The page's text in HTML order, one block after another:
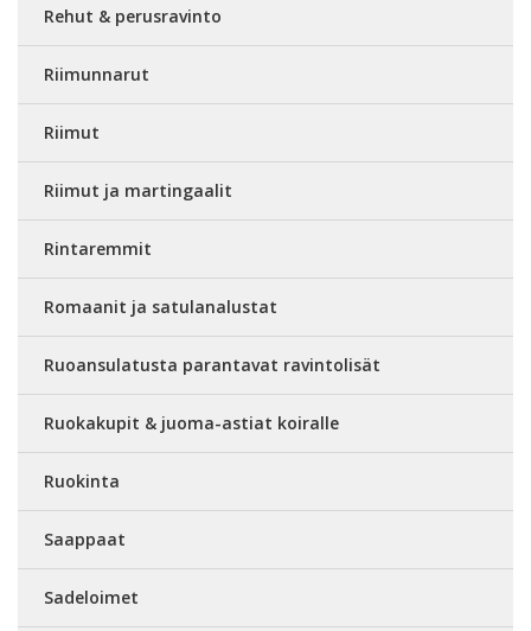
Rehut & perusravinto
Riimunnarut
Riimut
Riimut ja martingaalit
Rintaremmit
Romaanit ja satulanalustat
Ruoansulatusta parantavat ravintolisät
Ruokakupit & juoma-astiat koiralle
Ruokinta
Saappaat
Sadeloimet